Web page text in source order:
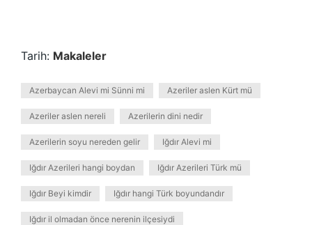
Tarih: Makaleler
Azerbaycan Alevi mi Sünni mi Azeriler aslen Kürt mü
Azeriler aslen nereli Azerilerin dini nedir
Azerilerin soyu nereden gelir Iğdır Alevi mi
Iğdır Azerileri hangi boydan Iğdır Azerileri Türk mü
Iğdır Beyi kimdir Iğdır hangi Türk boyundandır
Iğdır il olmadan önce nerenin ilçesiydi